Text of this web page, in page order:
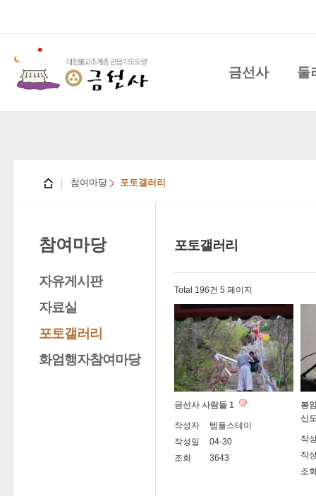
금선사 둘
참여마당 포토갤러리
참여마당
자유게시판
자료실
포토갤러리
화엄행자참여마당
포토갤러리
Total 196건 5 페이지
금선사 사람들 1
작성자
템플스테이
작성일
04-30
조회
3643
봉
신
작
작
조